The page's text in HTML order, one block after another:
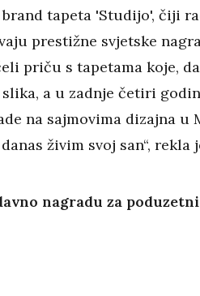
tapeta 'Studijo', čiji
prestižne svjetske
priču s tapetama koje,
a u zadnje četiri
na sajmovima dizajna
živim svoj san“, rekla
nagradu za